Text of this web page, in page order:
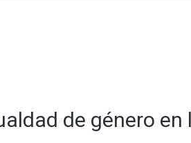
de género